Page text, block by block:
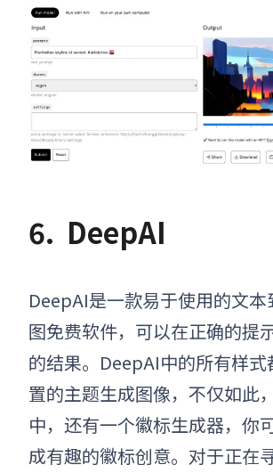
6. DeepAI
DeepAI是一款易于使用的文本
图免费软件，可以在正确的提
的结果。DeepAI中的所有样
置的主题生成图像，不仅如此
中，还有一个徽标生成器，你
成有趣的徽标创意。对于正在